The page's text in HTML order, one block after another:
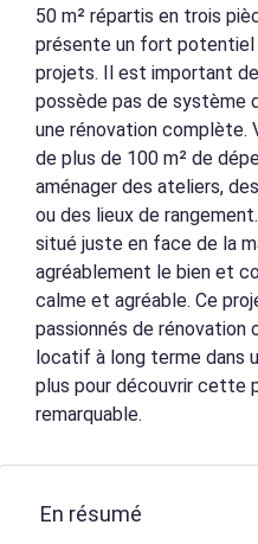
50 m² répartis en trois
présente un fort
projets. Il est important
possède pas de système
une rénovation complète.
de plus de 100 m² de
aménager des ateliers,
ou des lieux de
situé juste en face de la
agréablement le bien et
calme et agréable. Ce
passionnés de rénovation
locatif à long terme dans
plus pour découvrir cette
remarquable.
En résumé